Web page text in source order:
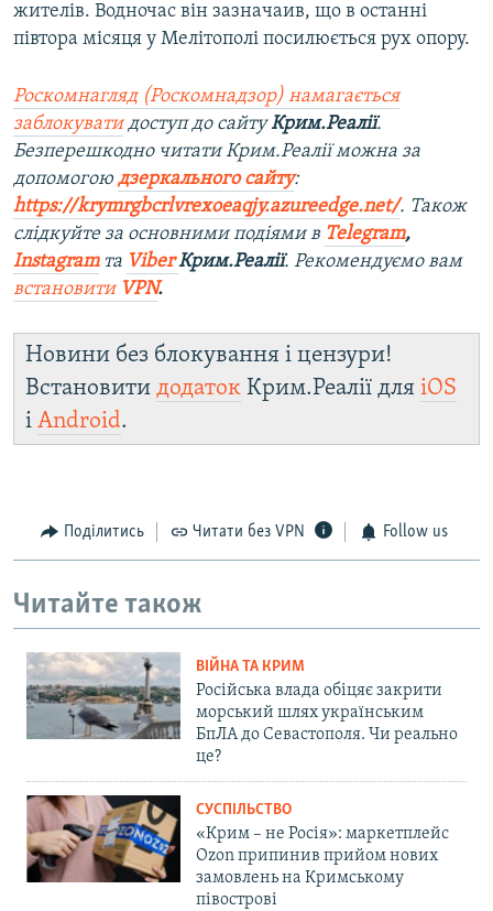
жителів. Водночас він зазначаив, що в останні
півтора місяця у Мелітополі посилюється рух опору.
Роскомнагляд (Роскомнадзор) намагається
заблокуватидоступ до сайтуКрим.Реалії.
Безперешкодно читати Крим.Реалії можна за
допомогою дзеркального сайту:
https://krymrgbcrlvrexoeaqjy.azureedge.net/. Також
слідкуйте за основними подіями в Telegram,
Instagramта ViberКрим.Реалії. Рекомендуємо вам
встановити VPN.
Новини без блокування і цензури!
Встановити додаток Крим.Реалії для iOS
і Android.
Поділитись Читати без VPN Follow us
Читайте також
ВІЙНА ТА КРИМ
Російська влада обіцяє закрити
морський шлях українським
БпЛА до Севастополя. Чи реально
це?
СУСПІЛЬСТВО
«Крим – не Росія»: маркетплейс
Ozon припинив прийом нових
замовлень на Кримському
півострові